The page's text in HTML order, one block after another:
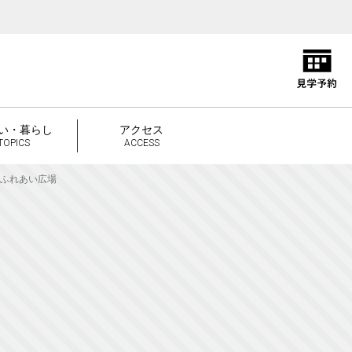
・暮らし アクセス
ACCESS
れあい広場